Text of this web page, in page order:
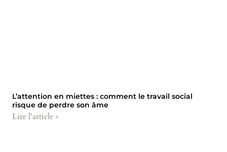
L’attention en miettes : comment le travail social
risque de perdre son âme
Lire l'article »